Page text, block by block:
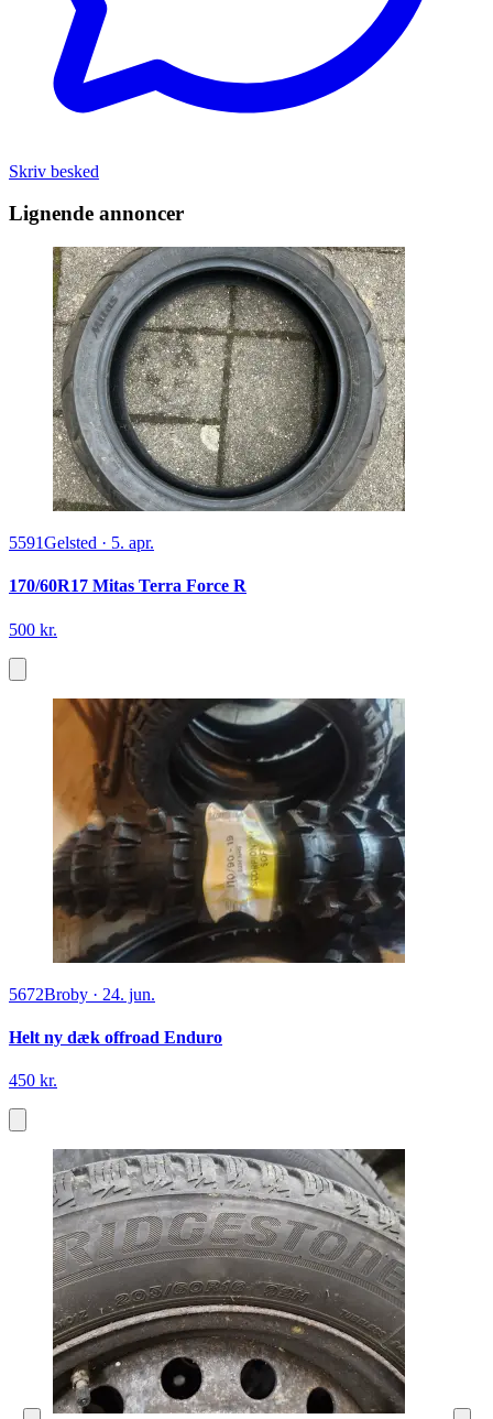
Skriv besked
Lignende annoncer
5591Gelsted · 5. apr.
170/60R17 Mitas Terra Force R
500 kr.
5672Broby · 24. jun.
Helt ny dæk offroad Enduro
450 kr.